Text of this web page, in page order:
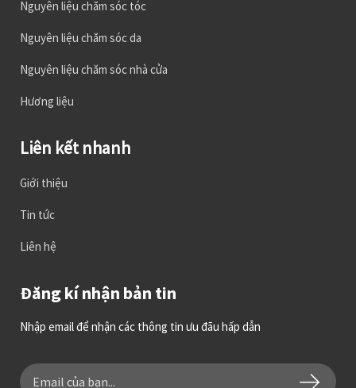
Nguyên liệu chăm sóc tóc
Nguyên liệu chăm sóc da
Nguyên liệu chăm sóc nhà cửa
Hương liệu
Liên kết nhanh
Giới thiệu
Tin tức
Liên hệ
Đăng kí nhận bản tin
Nhập email để nhận các thông tin ưu đãu hấp dẫn